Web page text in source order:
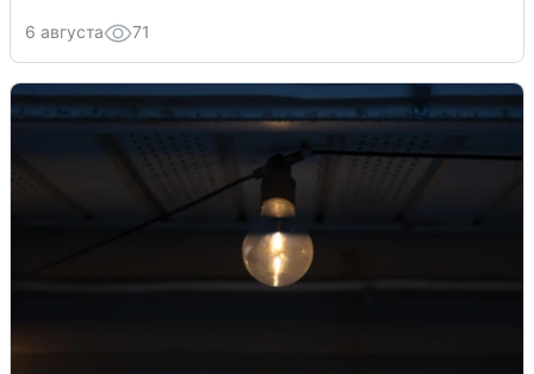
6 августа 71